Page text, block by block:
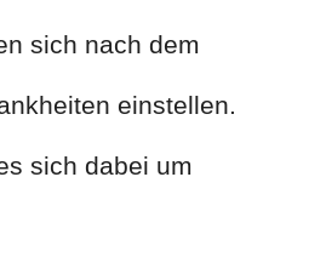
sich nach dem
einstellen.
sich dabei um